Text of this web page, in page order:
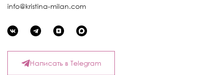
info@kristina-milan.com
Написать в Telegram